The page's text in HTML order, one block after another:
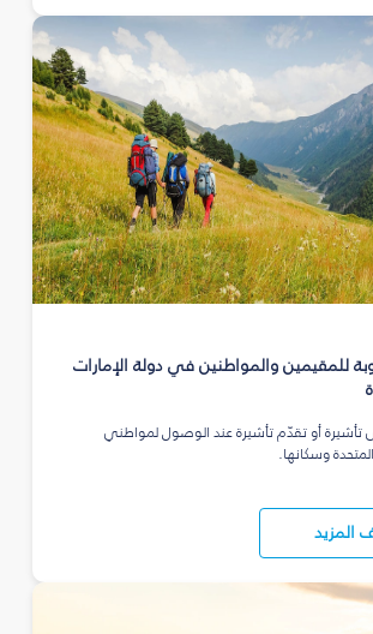
للمقيمين والمواطنين في دولة الإمارات
تأشيرة أو تقدّم تأشيرة عند الوصول لمواطني
وسكانها.
المزيد